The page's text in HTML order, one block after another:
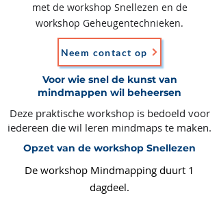
met de workshop Snellezen en de
workshop Geheugentechnieken.
Neem contact op
Voor wie snel de kunst van
mindmappen wil beheersen
Deze praktische workshop is bedoeld voor
iedereen die wil leren mindmaps te maken.
Opzet van de workshop Snellezen
De workshop Mindmapping duurt 1
dagdeel.